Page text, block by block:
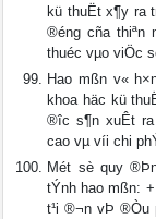
kü thuËt x¶y ra
®éng cña thiªn
thuéc vµo viÖc
Hao mßn v«
khoa häc kü
®­îc s¶n xuÊt ra
cao vµ víi chi
Mét sè quy
tÝnh hao mßn:
t¹i ®¬n vÞ ®Òu